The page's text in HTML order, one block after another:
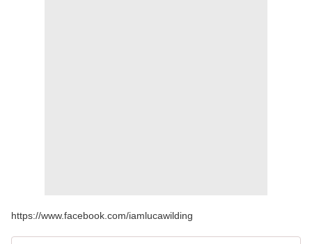
https://www.facebook.com/iamlucawilding